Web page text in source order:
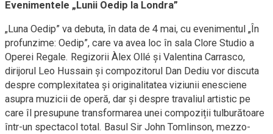
Evenimentele „Lunii Oedip la Londra”
„Luna Oedip” va debuta, în data de 4 mai, cu evenimentul „În
profunzime: Oedip”, care va avea loc în sala Clore Studio a
Operei Regale. Regizorii Àlex Ollé şi Valentina Carrasco,
dirijorul Leo Hussain și compozitorul Dan Dediu vor discuta
despre complexitatea și originalitatea viziunii enesciene
asupra muzicii de operă, dar și despre travaliul artistic pe
care îl presupune transformarea unei compoziții tulburătoare
într-un spectacol total. Basul Sir John Tomlinson, mezzo-